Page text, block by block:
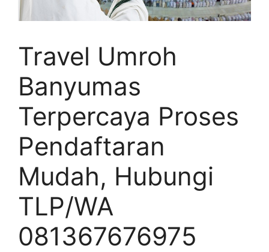
Travel Umroh
Banyumas
Terpercaya Proses
Pendaftaran
Mudah, Hubungi
TLP/WA
081367676975